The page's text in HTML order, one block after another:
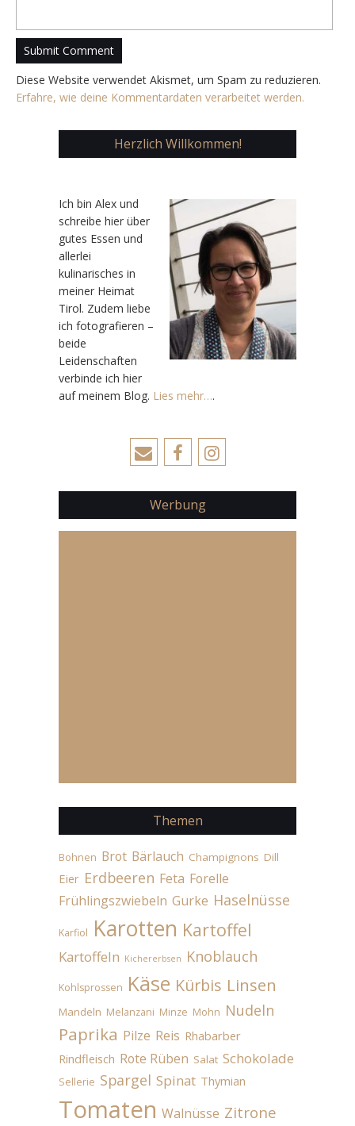
Diese Website verwendet Akismet, um Spam zu reduzieren.
Erfahre, wie deine Kommentardaten verarbeitet werden.
Herzlich Willkommen!
Ich bin Alex und
schreibe hier über
gutes Essen und
allerlei
kulinarisches in
meiner Heimat
Tirol. Zudem liebe
ich fotografieren –
beide
Leidenschaften
verbinde ich hier
auf meinem Blog. Lies mehr….
Werbung
Themen
Bohnen Brot Bärlauch Champignons Dill
Eier Erdbeeren Feta Forelle
Frühlingszwiebeln Gurke Haselnüsse
Karfiol Karotten Kartoffel
Kartoffeln Kichererbsen Knoblauch
Kohlsprossen Käse Kürbis Linsen
Mandeln Melanzani Minze Mohn Nudeln
Paprika Pilze Reis Rhabarber
Rindfleisch Rote Rüben Salat Schokolade
Sellerie Spargel Spinat Thymian
Tomaten Walnüsse Zitrone